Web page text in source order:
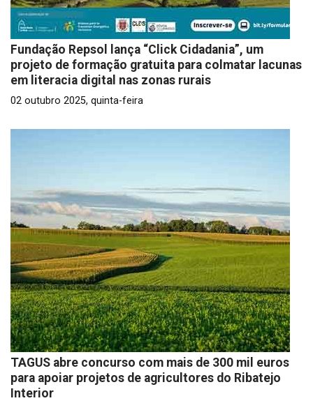
Fundação Repsol lança “Click Cidadania”, um
projeto de formação gratuita para colmatar lacunas
em literacia digital nas zonas rurais
02 outubro 2025, quinta-feira
TAGUS abre concurso com mais de 300 mil euros
para apoiar projetos de agricultores do Ribatejo
Interior